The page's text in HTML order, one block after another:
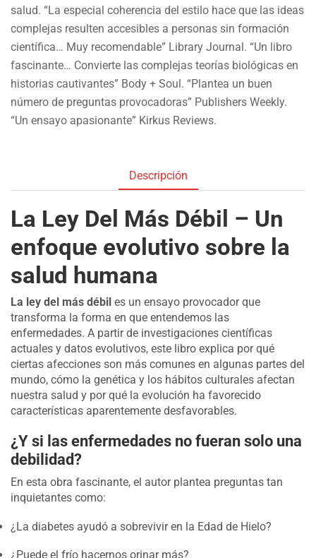
salud. “La especial coherencia del estilo hace que las ideas
complejas resulten accesibles a personas sin formación
científica… Muy recomendable” Library Journal. “Un libro
fascinante… Convierte las complejas teorías biológicas en
historias cautivantes” Body + Soul. “Plantea un buen
número de preguntas provocadoras” Publishers Weekly.
“Un ensayo apasionante” Kirkus Reviews.
Descripción
La Ley Del Más Débil – Un
enfoque evolutivo sobre la
salud humana
La ley del más débil es un ensayo provocador que
transforma la forma en que entendemos las
enfermedades. A partir de investigaciones científicas
actuales y datos evolutivos, este libro explica por qué
ciertas afecciones son más comunes en algunas partes del
mundo, cómo la genética y los hábitos culturales afectan
nuestra salud y por qué la evolución ha favorecido
características aparentemente desfavorables.
¿Y si las enfermedades no fueran solo una
debilidad?
En esta obra fascinante, el autor plantea preguntas tan
inquietantes como:
¿La diabetes ayudó a sobrevivir en la Edad de Hielo?
¿Puede el frío hacernos orinar más?